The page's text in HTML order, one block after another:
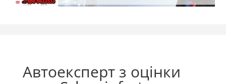
Автоексперт з оцінки